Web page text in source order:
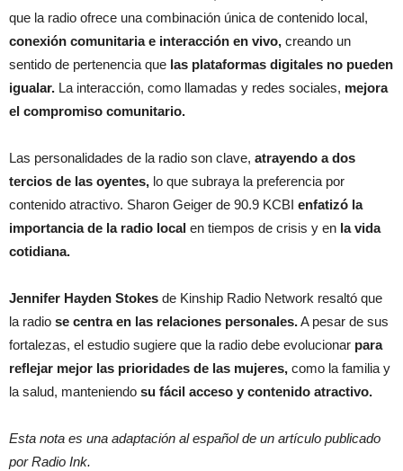
que la radio ofrece una combinación única de contenido local,
conexión comunitaria e interacción en vivo, creando un
sentido de pertenencia que las plataformas digitales no pueden
igualar. La interacción, como llamadas y redes sociales, mejora
el compromiso comunitario.
Las personalidades de la radio son clave, atrayendo a dos
tercios de las oyentes, lo que subraya la preferencia por
contenido atractivo. Sharon Geiger de 90.9 KCBI enfatizó la
importancia de la radio local en tiempos de crisis y en la vida
cotidiana.
Jennifer Hayden Stokes de Kinship Radio Network resaltó que
la radio se centra en las relaciones personales.A pesar de sus
fortalezas, el estudio sugiere que la radio debe evolucionar para
reflejar mejor las prioridades de las mujeres, como la familia y
la salud, manteniendo su fácil acceso y contenido atractivo.
Esta nota es una adaptación al español de un artículo publicado
por Radio Ink.